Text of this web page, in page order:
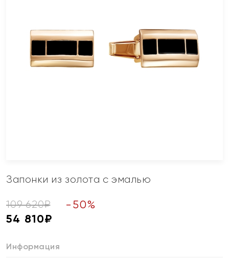
Запонки из золота с эмалью
109 620₽ - 50%
54 810₽
Информация